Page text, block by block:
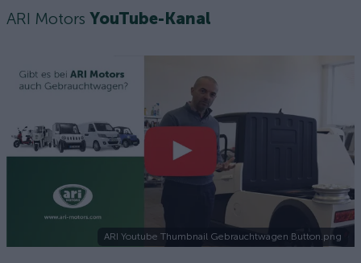
ARI Motors YouTube-Kanal
ARI Youtube Thumbnail Gebrauchtwagen Button.png